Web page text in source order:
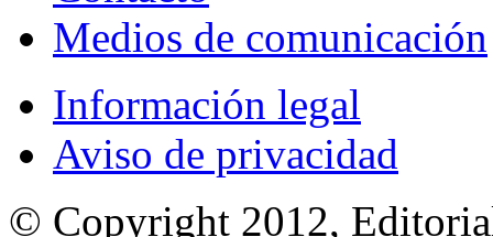
Medios de comunicación
Información legal
Aviso de privacidad
© Copyright 2012,